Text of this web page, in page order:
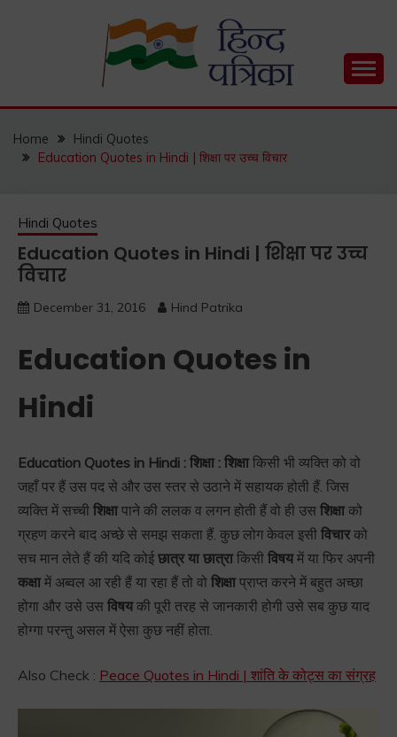
HIND PATRIKA
Status, Hindi Quotes, Hindi Inspirational Stories, Hindi
Home
Hindi Quotes
Education Quotes in Hindi | शिक्षा पर उच्च विचार
Hindi Quotes
Education Quotes in Hindi | शिक्षा पर उच्च
विचार
December 31, 2016 Hind Patrika
Education Quotes in
Hindi
Education Quotes in Hindi : शिक्षा : शिक्षाकिसी भी व्यक्ति को वो
जहाँ पर हैं उस पद से और उस स्तर से उठाने में सहायक होती हैं. जिस
व्यक्ति में सच्ची शिक्षापाने की ललक व लगन होती हैं वो ही उस शिक्षाको
ग्रहण करने बाद अच्छे से समझ सकता हैं. कुछ लोग केवल इसी विचारको
सच मान लेते हैं की यदि कोईछात्र या छात्राकिसी विषयमें या फिर अपनी
कक्षामें अब्वल आ रही हैं या रहा हैं तो वो शिक्षाप्राप्त करने में बहुत अच्छा
होगा और उसे उस विषयकी पूरी तरह से जानकारी होगी उसे सब कुछ याद
होग्गा परन्तु असल में ऐसा कुछ नहीं होता.
Also Check : Peace Quotes in Hindi | शांति के कोट्स का संग्रह